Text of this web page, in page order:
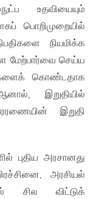
உதவியையும்
பொறிமுறையில்
நியமிக்க
மேற்பார்வை செய்ய
கொண்டதாக
இறுதியில்
இறுதி
புதிய அரசானது
அரசியல்
சில விட்டுக்